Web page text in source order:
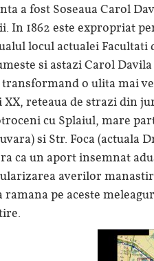
a fost Soseaua Carol
In 1862 este expropriat
locul actualei
si astazi Carol
transformand o ulita mai
XX, reteaua de strazi din
cu Splaiul, mare
si Str. Foca (actuala
ca un aport insemnat
averilor
pe aceste